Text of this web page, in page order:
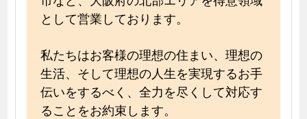
として営業しております。
私たちはお客様の理想の住まい、理想の
生活、そして理想の人生を実現するお手
伝いをするべく、全力を尽くして対応す
ることをお約束します。